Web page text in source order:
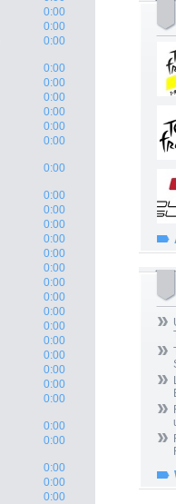
0:00
0:00
0:00
0:00
0:00
0:00
0:00
0:00
0:00
0:00
0:00
0:00
0:00
0:00
0:00
0:00
0:00
0:00
0:00
0:00
0:00
0:00
0:00
0:00
0:00
0:00
0:00
0:00
0:00
0:00